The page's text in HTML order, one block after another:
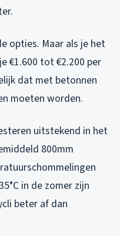
opties. Maar als je het
€1.600 tot €2.200 per
dat met betonnen
moeten worden.
uitstekend in het
800mm
in de zomer zijn
beter af dan